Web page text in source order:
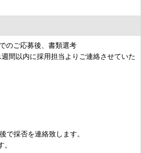
のご応募後、書類選考
間以内に採用担当よりご連絡させていた
で採否を連絡致します。